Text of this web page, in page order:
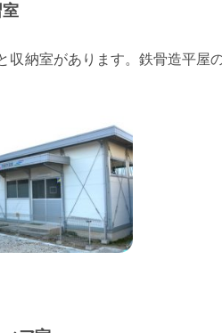
室
収納室があります。鉄骨造平屋